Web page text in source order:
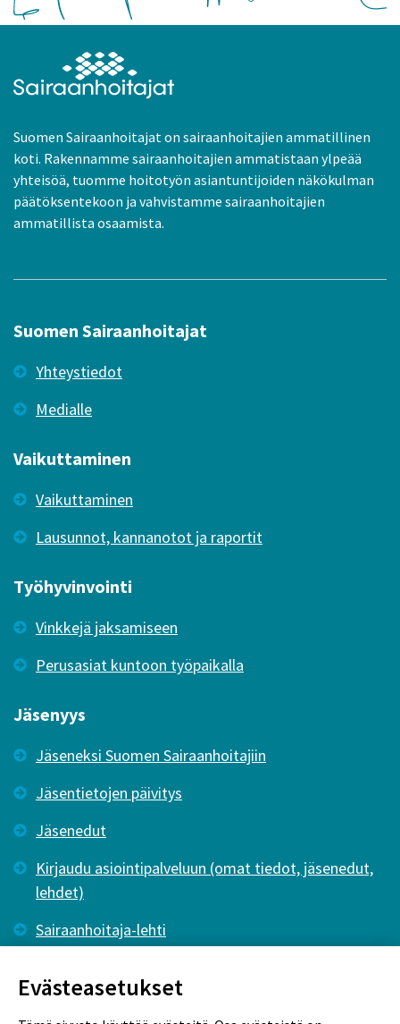
Suomen Sairaanhoitajat on sairaanhoitajien ammatillinen
koti. Rakennamme sairaanhoitajien ammatistaan ylpeää
yhteisöä, tuomme hoitotyön asiantuntijoiden näkökulman
päätöksentekoon ja vahvistamme sairaanhoitajien
ammatillista osaamista.
Suomen Sairaanhoitajat
Yhteystiedot
Medialle
Vaikuttaminen
Vaikuttaminen
Lausunnot, kannanotot ja raportit
Työhyvinvointi
Vinkkejä jaksamiseen
Perusasiat kuntoon työpaikalla
Jäsenyys
Jäseneksi Suomen Sairaanhoitajiin
Jäsentietojen päivitys
Jäsenedut
Kirjaudu asiointipalveluun (omat tiedot, jäsenedut,
lehdet)
Sairaanhoitaja-lehti
Evästeasetukset